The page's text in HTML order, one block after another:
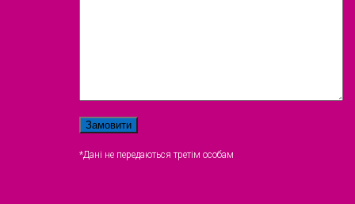
*Дані не передаються третім особам